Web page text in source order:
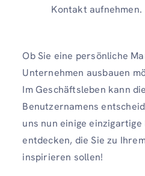
Kontakt aufnehmen.
Ob Sie eine persönliche
Unternehmen ausbauen
Im Geschäftsleben kann
Benutzernamens
uns nun einige
entdecken, die Sie zu
inspirieren sollen!